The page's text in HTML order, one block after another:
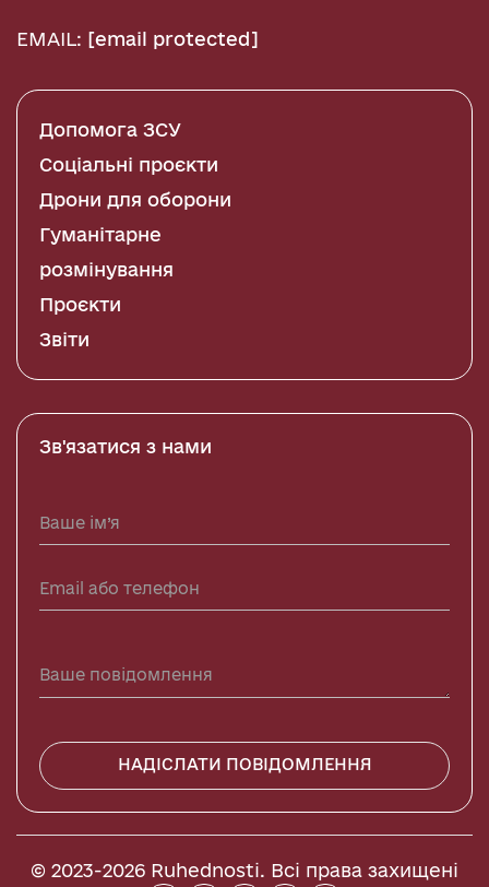
EMAIL: [email protected]
Допомога ЗСУ
Соціальні проєкти
Дрони для оборони
Гуманітарне
розмінування
Проєкти
Звіти
Зв'язатися з нами
НАДІСЛАТИ ПОВІДОМЛЕННЯ
© 2023-2026 Ruhednosti. Всі права захищені